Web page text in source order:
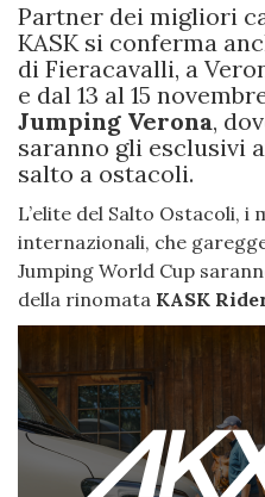
Partner dei migliori
KASK si conferma
di Fieracavalli, a
e dal 13 al 15
Jumping Verona,
saranno gli esclusivi
salto a ostacoli.
L’elite del Salto Ostacoli,
internazionali, che
Jumping World Cup
della rinomata KASK